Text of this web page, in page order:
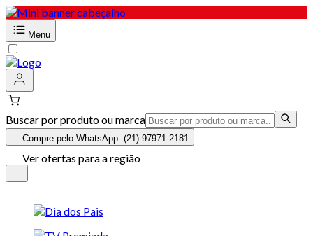
Menu
Buscar por produto ou marca
Compre pelo WhatsApp: (21) 97971-2181
Ver ofertas para a região